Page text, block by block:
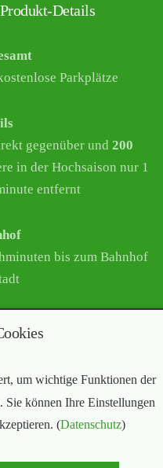
Produkt-Details
Parkplätze
gegenüber und 200
in der Hochsaison nur 1
entfernt
bis zum Bahnhof
um wichtige Funktionen der
Sie können Ihre Einstellungen
(Datenschutz)